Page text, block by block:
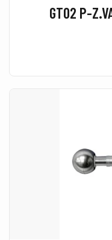
GT02 P-